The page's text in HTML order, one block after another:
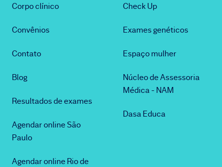
Corpo clínico
Convênios
Contato
Blog
Resultados de exames
Agendar online São
Paulo
Agendar online Rio de
Check Up
Exames genéticos
Espaço mulher
Núcleo de Assessoria
Médica - NAM
Dasa Educa